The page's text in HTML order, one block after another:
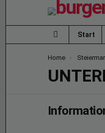
Menu
Start
You are here:
Home